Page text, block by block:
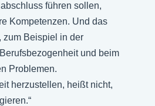
führen sollen,
Kompetenzen. Und das
zum Beispiel in der
und beim
Problemen.
herzustellen, heißt nicht,